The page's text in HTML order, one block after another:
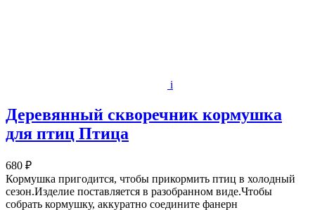
i
Деревянный скворечник кормушка
для птиц Птица
680 ₽
Кормушка пригодится, чтобы прикормить птиц в холодный
сезон.Изделие поставляется в разобранном виде.Чтобы
собрать кормушку, аккуратно соедините фанерн